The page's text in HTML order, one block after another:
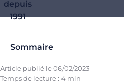
depuis
1991
Sommaire
Article publié le06/02/2023
Temps de lecture : 4 min